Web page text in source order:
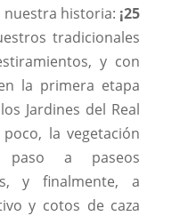
nuestra historia: ¡25
tradicionales
y con
la primera etapa
Jardines del Real
la vegetación
paso a paseos
y finalmente, a
y cotos de caza